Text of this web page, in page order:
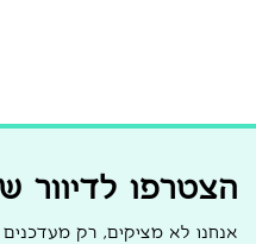
הצטרפו לדיוור
אנחנו לא מציקים, רק